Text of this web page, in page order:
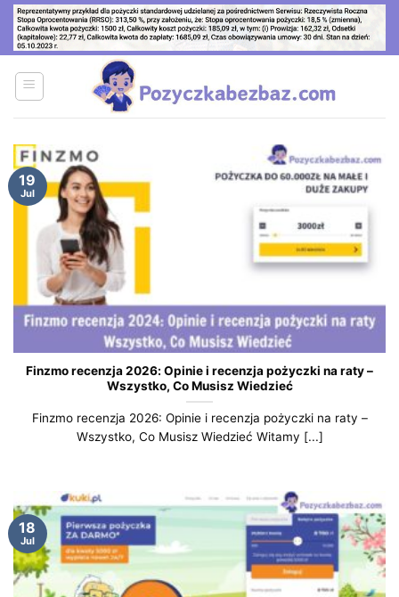
Skip
content
Finzmo recenzja 2026: Opinie i recenzja pożyczki na raty –
Wszystko, Co Musisz Wiedzieć
Finzmo recenzja 2026: Opinie i recenzja pożyczki na raty –
Wszystko, Co Musisz Wiedzieć Witamy [...]
19
Jul
18
Jul